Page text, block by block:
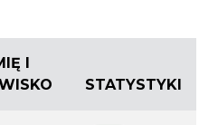
I
STATYSTYKI